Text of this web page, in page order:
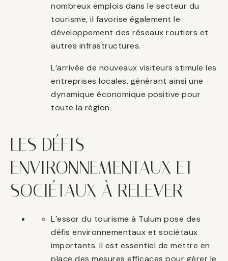
nombreux emplois dans le secteur du
tourisme, il favorise également le
développement des réseaux routiers et
autres infrastructures.
L’arrivée de nouveaux visiteurs stimule les
entreprises locales, générant ainsi une
dynamique économique positive pour
toute la région.
LES DÉFIS
ENVIRONNEMENTAUX ET
SOCIÉTAUX À RELEVER
L’essor du tourisme à Tulum pose des
défis environnementaux et sociétaux
importants. Il est essentiel de mettre en